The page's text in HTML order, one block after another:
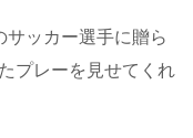
サッカー選手に贈ら
プレーを見せてくれ